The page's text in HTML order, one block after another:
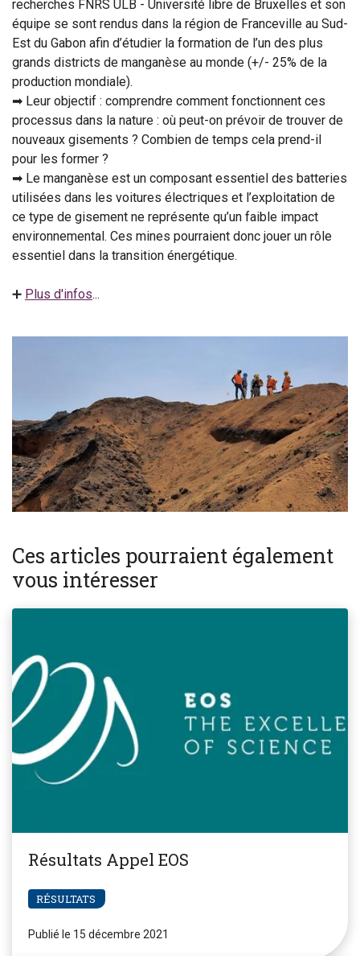
recherches FNRS ULB - Université libre de Bruxelles et son
équipe se sont rendus dans la région de Franceville au Sud-
Est du Gabon afin d’étudier la formation de l’un des plus
grands districts de manganèse au monde (+/- 25% de la
production mondiale).
➡ Leur objectif : comprendre comment fonctionnent ces
processus dans la nature : où peut-on prévoir de trouver de
nouveaux gisements ? Combien de temps cela prend-il
pour les former ?
➡ Le manganèse est un composant essentiel des batteries
utilisées dans les voitures électriques et l’exploitation de
ce type de gisement ne représente qu’un faible impact
environnemental. Ces mines pourraient donc jouer un rôle
essentiel dans la transition énergétique.
➕ Plus d'infos...
Ces articles pourraient également
vous intéresser
Résultats Appel EOS
RÉSULTATS
Publié le 15 décembre 2021